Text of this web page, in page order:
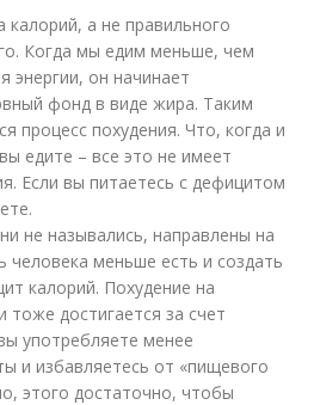
а не правильного
Когда мы едим меньше, чем
энергии, он начинает
фонд в виде жира. Таким
процесс похудения. Что, когда и
едите – все это не имеет
Если вы питаетесь с дефицитом
не назывались, направлены на
человека меньше есть и создать
калорий. Похудение на
тоже достигается за счет
употребляете менее
и избавляетесь от «пищевого
этого достаточно, чтобы